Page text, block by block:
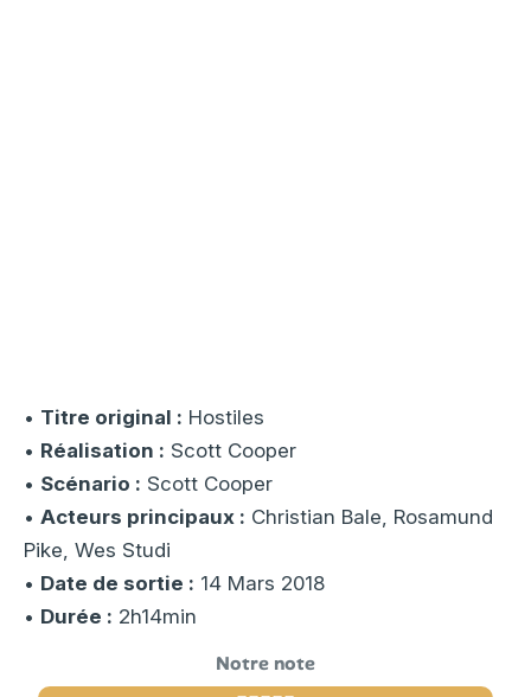
• Titre original : Hostiles
• Réalisation : Scott Cooper
• Scénario : Scott Cooper
• Acteurs principaux : Christian Bale, Rosamund
Pike, Wes Studi
• Date de sortie : 14 Mars 2018
• Durée : 2h14min